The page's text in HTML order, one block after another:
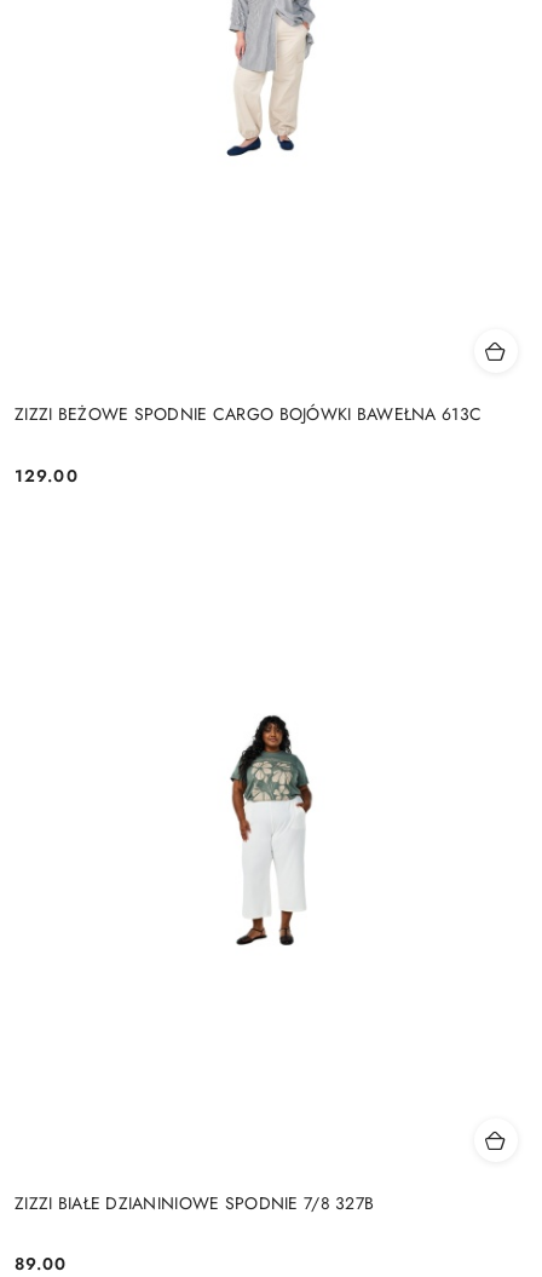
ZIZZI BEŻOWE SPODNIE CARGO BOJÓWKI BAWEŁNA 613C
Cena:
129.00
ZIZZI BIAŁE DZIANINIOWE SPODNIE 7/8 327B
89.00